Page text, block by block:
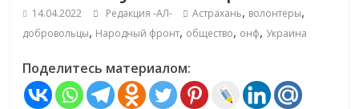
14.04.2022 Редакция -АЛ- Астрахань, волонтеры,
добровольцы, Народный фронт, общество, онф, Украина
Поделитесь материалом: